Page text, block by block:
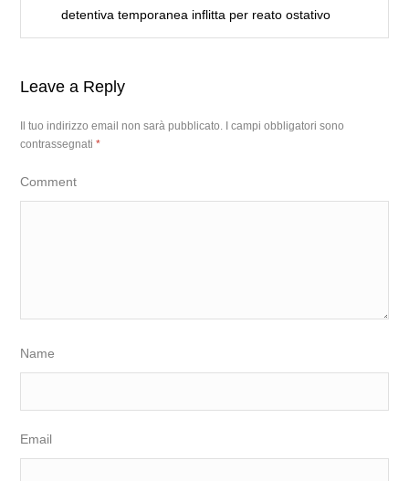
detentiva temporanea inflitta per reato ostativo
Leave a Reply
Il tuo indirizzo email non sarà pubblicato.
I campi obbligatori sono
contrassegnati*
Comment
Name
Email